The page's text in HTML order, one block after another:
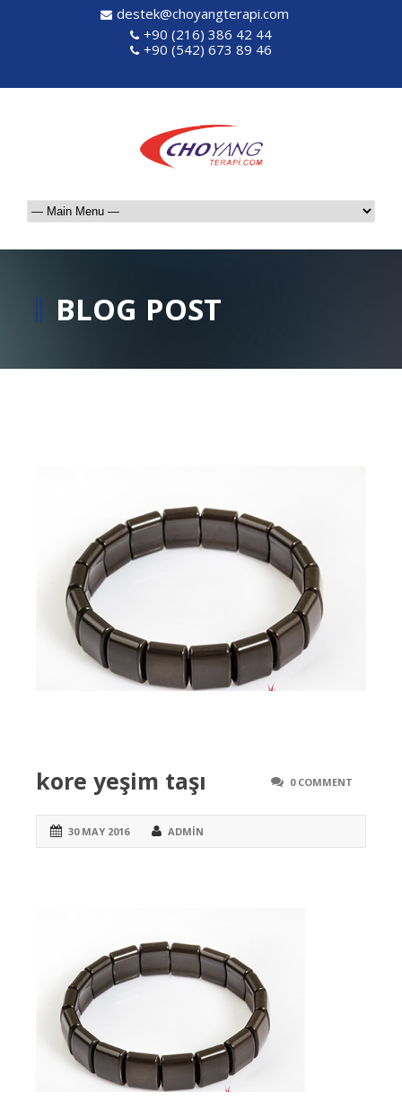
destek@choyangterapi.com
+90 (216) 386 42 44
+90 (542) 673 89 46
BLOG POST
0 COMMENT
kore yeşim taşı
30 MAY 2016 ADMIN